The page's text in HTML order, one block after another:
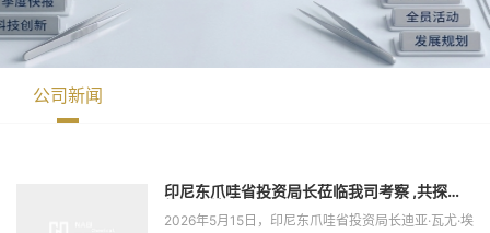
公司新闻
印尼东爪哇省投资局长莅临我司考察 ,共探新
2026年5月15日，印尼东爪哇省投资局长迪亚·瓦尤·埃